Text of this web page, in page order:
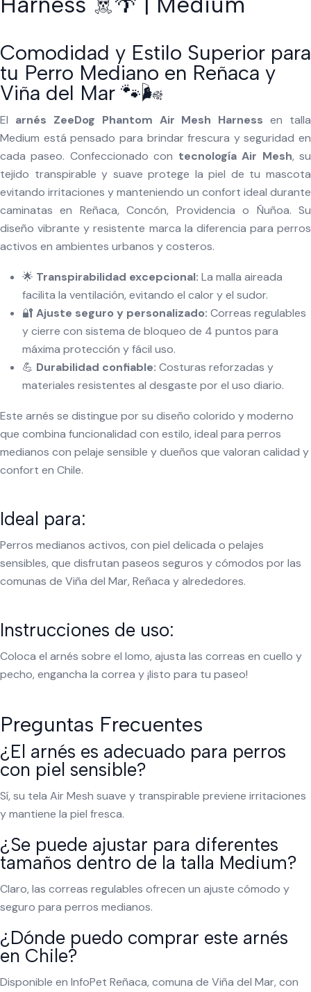
Comodidad y Estilo Superior para
tu Perro Mediano en Reñaca y
Viña del Mar 🐾🌬️
El arnés ZeeDog Phantom Air Mesh Harness en talla
Medium está pensado para brindar frescura y seguridad en
cada paseo. Confeccionado con tecnología Air Mesh, su
tejido transpirable y suave protege la piel de tu mascota
evitando irritaciones y manteniendo un confort ideal durante
caminatas en Reñaca, Concón, Providencia o Ñuñoa. Su
diseño vibrante y resistente marca la diferencia para perros
activos en ambientes urbanos y costeros.
🌟 Transpirabilidad excepcional: La malla aireada
facilita la ventilación, evitando el calor y el sudor.
🔐 Ajuste seguro y personalizado: Correas regulables
y cierre con sistema de bloqueo de 4 puntos para
máxima protección y fácil uso.
💪 Durabilidad confiable: Costuras reforzadas y
materiales resistentes al desgaste por el uso diario.
Este arnés se distingue por su diseño colorido y moderno
que combina funcionalidad con estilo, ideal para perros
medianos con pelaje sensible y dueños que valoran calidad y
confort en Chile.
Ideal para:
Perros medianos activos, con piel delicada o pelajes
sensibles, que disfrutan paseos seguros y cómodos por las
comunas de Viña del Mar, Reñaca y alrededores.
Instrucciones de uso:
Coloca el arnés sobre el lomo, ajusta las correas en cuello y
pecho, engancha la correa y ¡listo para tu paseo!
Preguntas Frecuentes
¿El arnés es adecuado para perros
con piel sensible?
Sí, su tela Air Mesh suave y transpirable previene irritaciones
y mantiene la piel fresca.
¿Se puede ajustar para diferentes
tamaños dentro de la talla Medium?
Claro, las correas regulables ofrecen un ajuste cómodo y
seguro para perros medianos.
¿Dónde puedo comprar este arnés
en Chile?
Disponible en InfoPet Reñaca, comuna de Viña del Mar, con